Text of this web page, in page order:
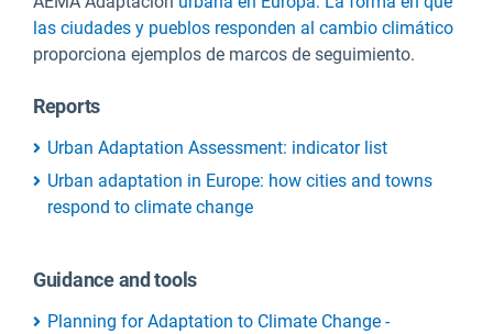
las ciudades y pueblos responden al cambio climático
proporciona ejemplos de marcos de seguimiento.
Reports
Urban Adaptation Assessment: indicator list
Urban adaptation in Europe: how cities and towns
respond to climate change
Guidance and tools
Planning for Adaptation to Climate Change -